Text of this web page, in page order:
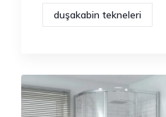
duşakabin tekneleri